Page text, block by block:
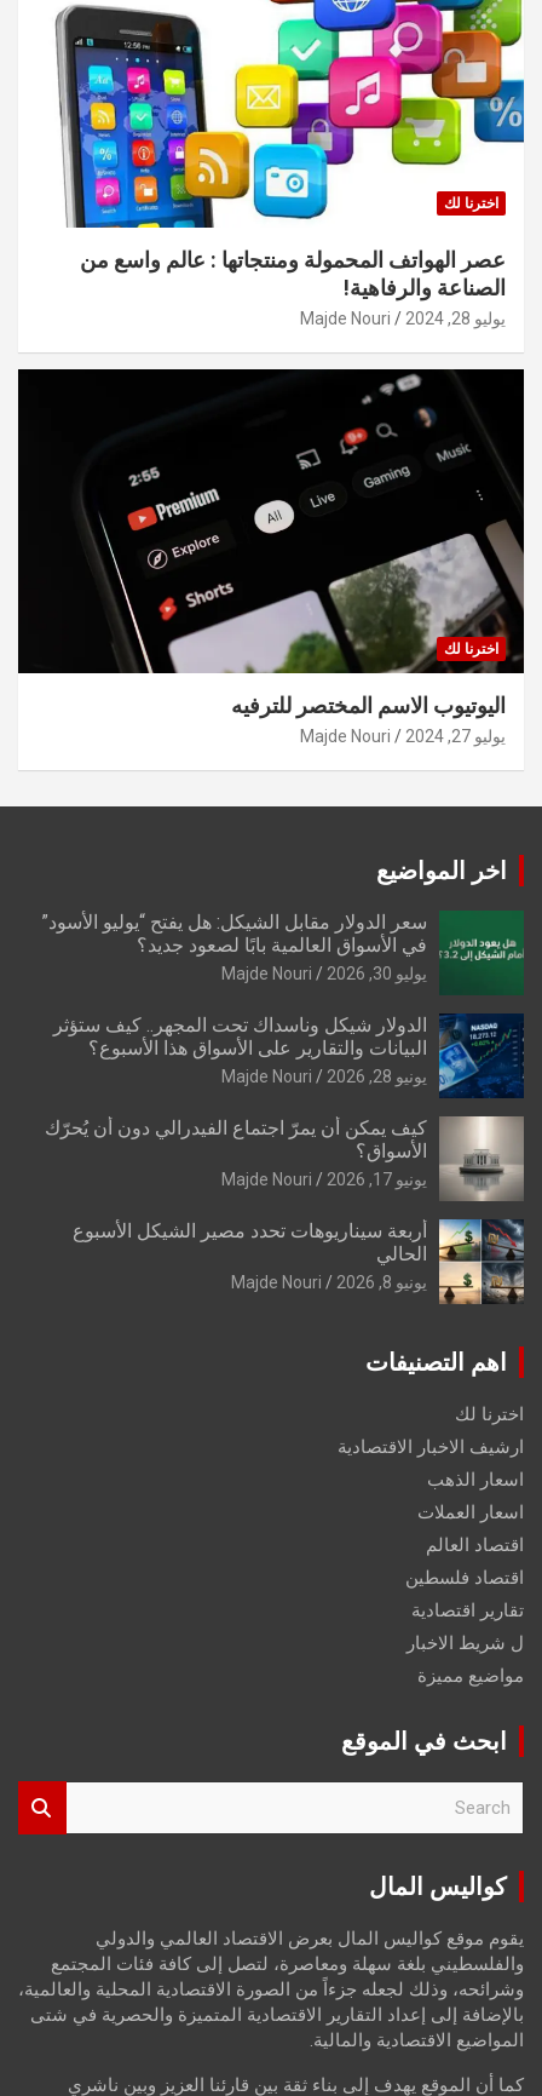
اخترنا لك
عصر الهواتف المحمولة ومنتجاتها : عالم واسع من
الصناعة والرفاهية!
يوليو 28, 2024 Majde Nouri
اخترنا لك
اليوتيوب الاسم المختصر للترفيه
يوليو 27, 2024 Majde Nouri
اخر المواضيع
سعر الدولار مقابل الشيكل: هل يفتح “يوليو الأسود”
في الأسواق العالمية بابًا لصعود جديد؟
يوليو 30, 2026 Majde Nouri
الدولار شيكل وناسداك تحت المجهر.. كيف ستؤثر
البيانات والتقارير على الأسواق هذا الأسبوع؟
يونيو 28, 2026 Majde Nouri
كيف يمكن أن يمرّ اجتماع الفيدرالي دون أن يُحرّك
الأسواق؟
يونيو 17, 2026 Majde Nouri
أربعة سيناريوهات تحدد مصير الشيكل الأسبوع
الحالي
يونيو 8, 2026 Majde Nouri
اهم التصنيفات
اخترنا لك
ارشيف الاخبار الاقتصادية
اسعار الذهب
اسعار العملات
اقتصاد العالم
اقتصاد فلسطين
تقارير اقتصادية
ل شريط الاخبار
مواضيع مميزة
ابحث في الموقع
r
كواليس المال
يقوم موقع كواليس المال بعرض الاقتصاد العالمي والدولي
والفلسطيني بلغة سهلة ومعاصرة، لتصل إلى كافة فئات المجتمع
وشرائحه، وذلك لجعله جزءاً من الصورة الاقتصادية المحلية والعالمية،
بالإضافة إلى إعداد التقارير الاقتصادية المتميزة والحصرية في شتى
المواضيع الاقتصادية والمالية.
كما أن الموقع يهدف إلى بناء ثقة بين قارئنا العزيز وبين ناشري